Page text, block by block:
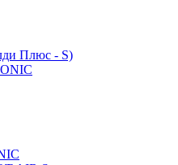
Плюс - S)